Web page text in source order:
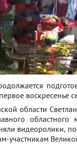
воскресенье
области
видеоролики,
участникам